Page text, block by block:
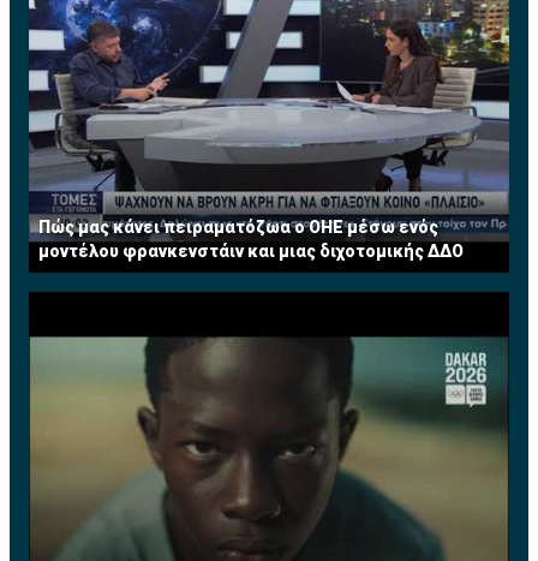
Πώς μας κάνει πειραματόζωα ο ΟΗΕ μέσω ενός
μοντέλου φρανκενστάιν και μιας διχοτομικής ΔΔΟ